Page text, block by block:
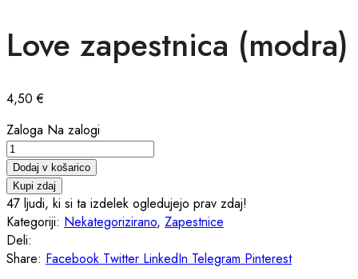
Love zapestnica (modra)
4,50€
Zaloga Na zalogi
Love
zapestnica
(modra)
količina
Dodaj v košarico
Kupi zdaj
25 ljudi, ki si ta izdelek ogledujejo prav zdaj!
Kategoriji: Nekategorizirano, Zapestnice
Deli:
Share: Facebook Twitter LinkedIn Telegram Pinterest